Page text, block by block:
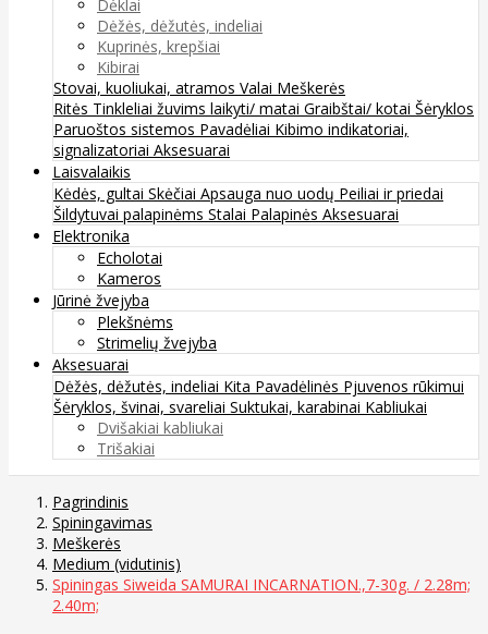
Dėklai
Dėžės, dėžutės, indeliai
Kuprinės, krepšiai
Kibirai
Stovai, kuoliukai, atramos Valai Meškerės
Ritės Tinkleliai žuvims laikyti/ matai Graibštai/ kotai Šėryklos
Paruoštos sistemos Pavadėliai Kibimo indikatoriai,
signalizatoriai Aksesuarai
Laisvalaikis
Kėdės, gultai Skėčiai Apsauga nuo uodų Peiliai ir priedai
Šildytuvai palapinėms Stalai Palapinės Aksesuarai
Elektronika
Echolotai
Kameros
Jūrinė žvejyba
Plekšnėms
Strimelių žvejyba
Aksesuarai
Dėžės, dėžutės, indeliai Kita Pavadėlinės Pjuvenos rūkimui
Šėryklos, švinai, svareliai Suktukai, karabinai Kabliukai
Dvišakiai kabliukai
Trišakiai
Pagrindinis
Spiningavimas
Meškerės
Medium (vidutinis)
Spiningas Siweida SAMURAI INCARNATION.,7-30g. / 2.28m;
2.40m;